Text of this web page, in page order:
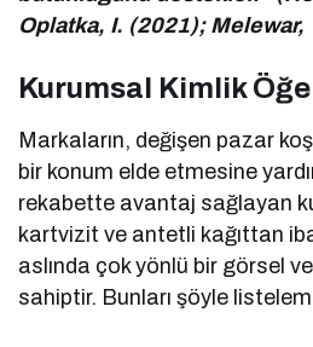
Oplatka, I. (2021); Melewar,
Kurumsal Kimlik
Markaların, değişen pazar
bir konum elde etmesine
rekabette avantaj sağlayan
kartvizit ve antetli kağıttan
aslında çok yönlü bir görsel
sahiptir. Bunları şöyle